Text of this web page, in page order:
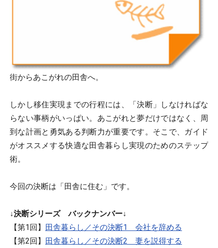
街からあこがれの田舎へ。
しかし移住実現までの行程には、「決断」しなければな
らない事柄がいっぱい。あこがれと夢だけではなく、周
到な計画と勇気ある判断力が重要です。そこで、ガイド
がオススメする快適な田舎暮らし実現のためのステップ
術。
今回の決断は「田舎に住む」です。
↓決断シリーズ バックナンバー↓
【第1回】
田舎暮らし／その決断1 会社を辞める
【第2回】
田舎暮らし／その決断2 妻を説得する